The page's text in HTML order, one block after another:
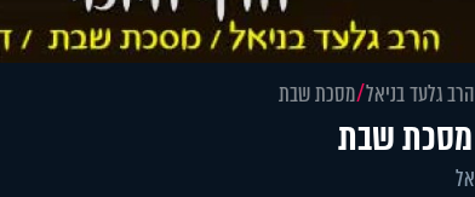
Video
הרב גלעד בניאל מסכת שבת
מסכת שבת